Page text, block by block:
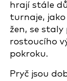
hrají stále
turnaje,
žen, se
rostoucího
pokroku.
Pryč jsou